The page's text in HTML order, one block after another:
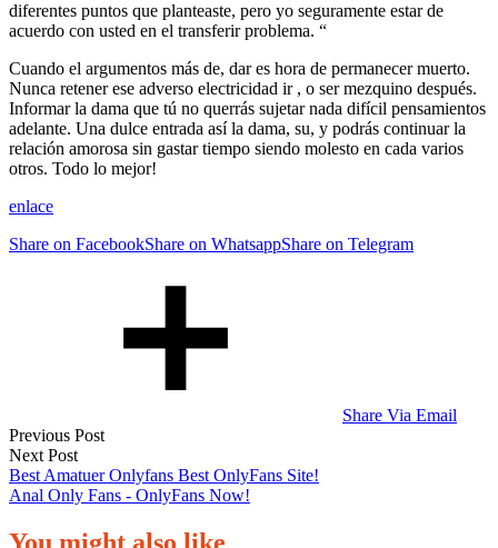
diferentes puntos que planteaste, pero yo seguramente estar de
acuerdo con usted en el transferir problema. “
Cuando el argumentos más de, dar es hora de permanecer muerto.
Nunca retener ese adverso electricidad ir , o ser mezquino después.
Informar la dama que tú no querrás sujetar nada difícil pensamientos
adelante. Una dulce entrada así la dama, su, y podrás continuar la
relación amorosa sin gastar tiempo siendo molesto en cada varios
otros. Todo lo mejor!
enlace
Share on FacebookShare on WhatsappShare on Telegram
Share Via Email
Post
navigation
Previous Post
Next Post
Best Amatuer Onlyfans Best OnlyFans Site!
Anal Only Fans - OnlyFans Now!